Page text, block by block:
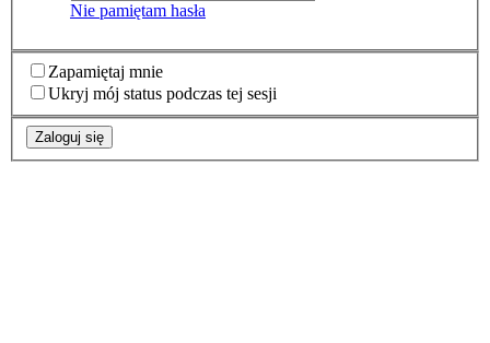
Nie pamiętam hasła
Zapamiętaj mnie
Ukryj mój status podczas tej sesji